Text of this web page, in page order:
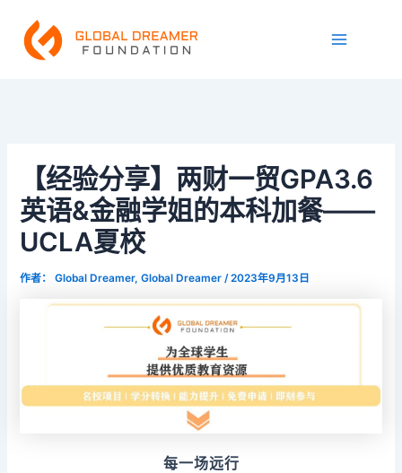
Menu
【经验分享】两财一贸GPA3.6
英语&金融学姐的本科加餐——
UCLA夏校
作者： Global Dreamer, Global Dreamer/2023年9月13日
每一场远行